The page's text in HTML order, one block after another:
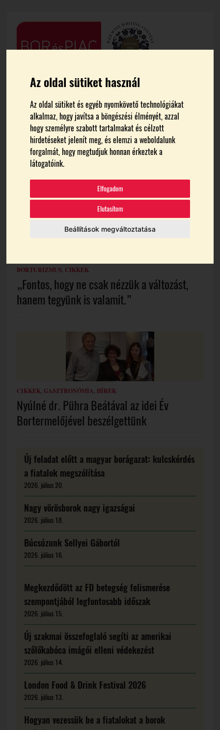
Az oldal sütiket használ
Az oldal sütiket és egyéb nyomkövető technológiákat
alkalmaz, hogy javítsa a böngészési élményét, azzal
hogy személyre szabott tartalmakat és célzott
hirdetéseket jelenít meg, és elemzi a weboldalunk
forgalmát, hogy megtudjuk honnan érkeztek a
látogatóink.
Elfogadom
Elutasítom
Beállítások megváltoztatása
FŐOLDAL NYAKAS PINCE FŐBORÁSZA
Nyakas Pince főborásza
BORTURIZMUS CIKKEK
„Fontos, hogy ne csak nézzük a változást,
hanem tegyünk is valamit.”
CIKKEK GASZTRONÓMIA HÍREK
Nyúlné dr. Pühra Beátával az idei Év
Bortermelőjével beszélgettünk
Új feladat előtt a magyar borágazat: kulcskérdés
a fiatalok megszólítása
2026. július 20.
Nagy vörösborok nagy igazságai
2026. július 18.
Búcsúzunk Sellyei Gábortól
2026. július 16.
Megkezdődött az FD betegség felismerése
szempontjából legfontosabb időszak
2026. július 15.
Új szakmai összefoglaló segíti az amerikai
szőlőkabóca imágói elleni védekezést
2026. július 14.
London Food & Drink Festival 2026
2026. július 13.
Hogyan vezessük be a fiatalokat a borok